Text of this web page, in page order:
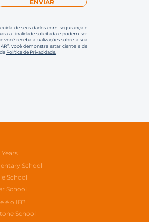
ENVIAR
de seus dados com segurança e
a finalidade solicitada e podem ser
você receba atualizações sobre a sua
você demonstra estar ciente e de
Política de Privacidade.
School
School
School
é o IB?
School